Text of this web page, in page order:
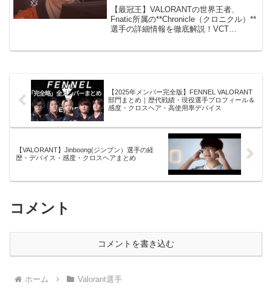
ヘア ・年齢/valorant
【最冠王】VALORANTの世界王者、
Fnatic所属の**Chronicle（クロニクル）**
選手の詳細情報を徹底解説！VCT
（eDPI 200）、クロスヘアコード、使用
【2025年メンバー完全版】FENNEL VALORANT
部門まとめ｜歴代戦績・現役選手プロフィール＆
感度・クロスヘア・高使用率デバイス
【VALORANT】Jinboong(ジンブン）選手の経
歴・デバイス・感度・クロスヘアまとめ
コメント
コメントを書き込む
ホーム Valorant選手